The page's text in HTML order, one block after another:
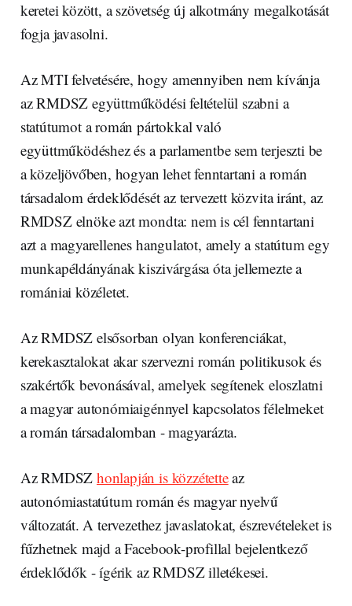
keretei között, a szövetség új alkotmány megalkotását
fogja javasolni.
Az MTI felvetésére, hogy amennyiben nem kívánja
az RMDSZ együttműködési feltételül szabni a
statútumot a román pártokkal való
együttműködéshez és a parlamentbe sem terjeszti be
a közeljövőben, hogyan lehet fenntartani a román
társadalom érdeklődését az tervezett közvita iránt, az
RMDSZ elnöke azt mondta: nem is cél fenntartani
azt a magyarellenes hangulatot, amely a statútum egy
munkapéldányának kiszivárgása óta jellemezte a
romániai közéletet.
Az RMDSZ elsősorban olyan konferenciákat,
kerekasztalokat akar szervezni román politikusok és
szakértők bevonásával, amelyek segítenek eloszlatni
a magyar autonómiaigénnyel kapcsolatos félelmeket
a román társadalomban - magyarázta.
Az RMDSZ honlapján is közzétetteaz
autonómiastatútum román és magyar nyelvű
változatát. A tervezethez javaslatokat, észrevételeket is
fűzhetnek majd a Facebook-profillal bejelentkező
érdeklődők - ígérik az RMDSZ illetékesei.